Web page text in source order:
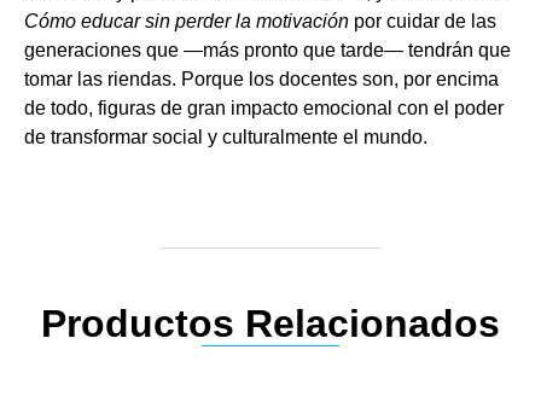
Cómo educar sin perder la motivación por cuidar de las
generaciones que —más pronto que tarde— tendrán que
tomar las riendas. Porque los docentes son, por encima
de todo, figuras de gran impacto emocional con el poder
de transformar social y culturalmente el mundo.
Productos Relacionados